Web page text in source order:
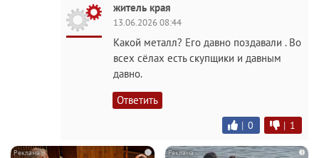
житель края
13.06.2026 08:44
Какой металл? Его давно поздавали . Во
всех сёлах есть скупщики и давным
давно.
Ответить
| 0 | 1
i i